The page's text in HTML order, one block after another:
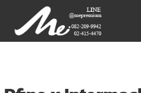
content
ME PREMIUM GIFT
LASER, CRYSTAL,
3D PRINT, 3D SCAN